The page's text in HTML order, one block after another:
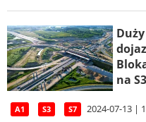
na
A1 S3 S7 2024-07-13 |